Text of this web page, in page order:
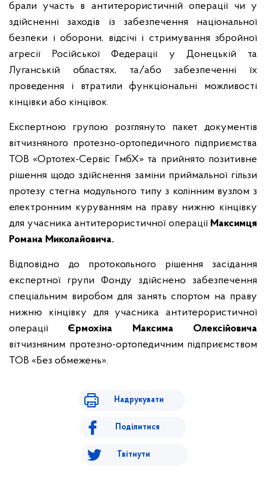
брали участь в антитерористичній операції чи у
здійсненні заходів із забезпечення національної
безпеки і оборони, відсічі і стримування збройної
агресії Російської Федерації у Донецькій та
Луганській областях, та/або забезпеченні їх
проведення і втратили функціональні можливості
кінцівки або кінцівок.
Експертною групою розглянуто пакет документів
вітчизняного протезно-ортопедичного підприємства
ТОВ «Ортотех-Сервіс ГмбХ» та прийнято позитивне
рішення щодо здійснення заміни приймальної гільзи
протезу стегна модульного типу з колінним вузлом з
електронним куруванням на праву нижню кінцівку
для учасника антитерористичної операції Максимця
Романа Миколайовича.
Відповідно до протокольного рішення засідання
експертної групи Фонду здійснено забезпечення
спеціальним виробом для занять спортом на праву
нижню кінцівку для учасника антитерористичної
операції Єрмохіна Максима Олексійовича
вітчизняним протезно-ортопедичним підприємством
ТОВ «Без обмежень».
Надрукувати
Поділитися
Твітнути